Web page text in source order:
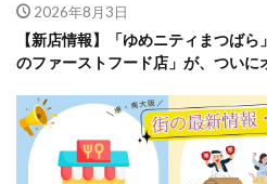
2026年8月3日
【新店情報】「ゆめニティまつば
のファーストフード店」が、つい